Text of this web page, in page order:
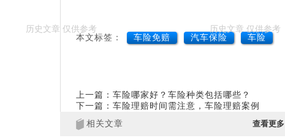
本文标签： 车险免赔 汽车保险 车险
上一篇：车险哪家好？车险种类包括哪些？
下一篇：车险理赔时间需注意，车险理赔案例
相关文章
查看更多